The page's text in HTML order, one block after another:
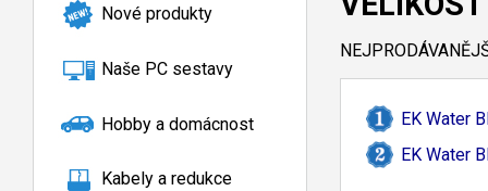
Nové produkty
Naše PC sestavy
Hobby a domácnost
Kabely a redukce
EK Water
EK Water